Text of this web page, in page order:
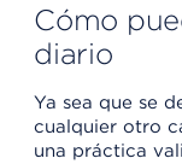
Cómo
diario
Ya sea que se
cualquier otro
una práctica